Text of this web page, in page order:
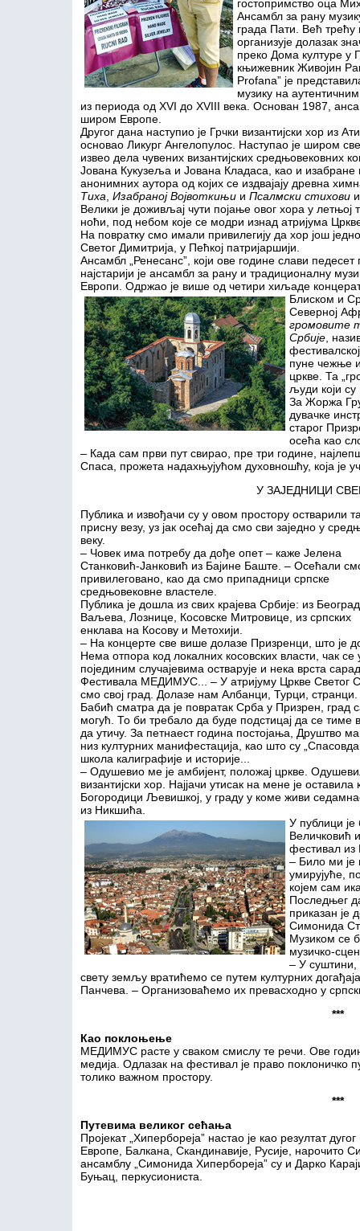
гостопримство оца
Ансамбл за рану
града Пати. Већ
организује долазак
преко Дома културе у
књижевник Живојин
Profana” је
музику на
из периода од XVI до XVIII века. Основан 1987,
широм Европе.
Другог дана наступио је Грчки византијски хор из
основао Ликург Ангелопулос. Наступао је широм
извео дела чувених византијских средњовековних
Јована Кукузеља и Јована Кладаса, као и изабране
анонимних аутора од којих се издвајају древна
Тиха Изабраној Војвоткињи и Псалмски стихови
Велики је доживљај чути појање овог хора у летњој
ноћи, под небом које се модри изнад атријума
На повратку смо имали привилегију да хор још
Светог Димитрија, у Пећкој патријаршији.
Ансамбл „Ренесанс”, који ове године слави педесет
најстарији је ансамбл за рану и традиционалну
Европи. Одржао је више од четири хиљаде
Блиском и
Северној
громовите
Србије ,
пуне чежње и
цркве. Та
људи који
За Жоржа
дувачке
старог
осећа као
– Када сам први пут свирао, пре три године,
Спаса, прожета надахњујућом духовношћу, која је
У ЗАЈЕДНИЦИ
Публика и извођачи су у овом простору остварили
присну везу, уз јак осећај да смо сви заједно у
веку.
– Човек има потребу да дође опет – каже Јелена
Станковић-Јанковић из Бајине Баште. – Осећали
привилеговано, као да смо припадници српске
средњовековне властеле.
Публика је дошла из свих крајева Србије: из
Ваљева, Лознице, Косовске Митровице, из српских
енклава на Косову и Метохији.
– На концерте све више долазе Призренци, што је
Нема отпора код локалних косовских власти, чак се
појединим случајевима остварује и нека врста
Фестивала МЕДИМУС... – У атријуму Цркве Светог
смо свој град. Долазе нам Албанци, Турци, странци.
Бабић сматра да је повратак Срба у Призрен, град
могућ. То би требало да буде подстицај да се
да утичу. За петнаест година постојања, Друштво
низ културних манифестација, као што су
школа калиграфије и историје...
– Одушевио ме је амбијент, положај цркве.
византијски хор. Најјачи утисак на мене је
Богородици Љевишкој, у граду у коме живи
из Никшића.
У публици
Величковић
фестивал
– Било ми је
умирујуће,
којем сам
Последњег
приказан је
Симонида
Музиком се
музичко-
– У суштини,
свету земљу вратићемо се путем културних
Панчева. – Организоваћемо их превасходно у
***
Као поклоњење
МЕДИМУС расте у сваком смислу те речи. Ове
медија. Одлазак на фестивал је право поклоничко
толико важном простору.
***
Путевима великог сећања
Пројекат „Хипербореја” настао је као резултат
Европе, Балкана, Скандинавије, Русије, нарочито
ансамблу „Симонида Хипербореја” су и Дарко
Буњац, перкусиониста.